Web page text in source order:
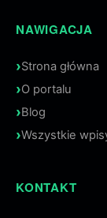
NAWIGACJA
Strona główna
O portalu
Blog
Wszystkie
KONTAKT